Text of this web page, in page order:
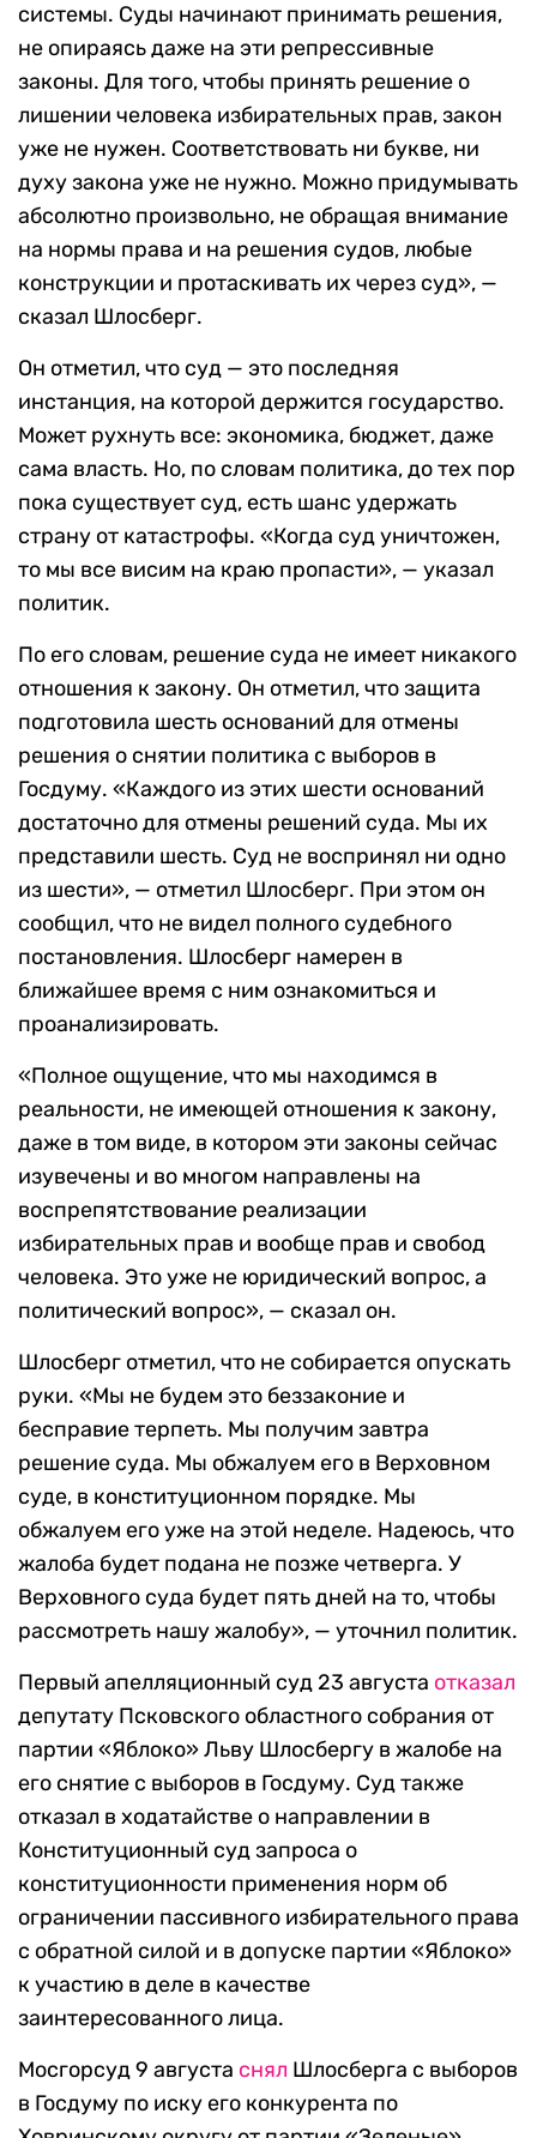
системы. Суды начинают принимать решения,
не опираясь даже на эти репрессивные
законы. Для того, чтобы принять решение о
лишении человека избирательных прав, закон
уже не нужен. Соответствовать ни букве, ни
духу закона уже не нужно. Можно придумывать
абсолютно произвольно, не обращая внимание
на нормы права и на решения судов, любые
конструкции и протаскивать их через суд», —
сказал Шлосберг.
Он отметил, что суд — это последняя
инстанция, на которой держится государство.
Может рухнуть все: экономика, бюджет, даже
сама власть. Но, по словам политика, до тех пор
пока существует суд, есть шанс удержать
страну от катастрофы. «Когда суд уничтожен,
то мы все висим на краю пропасти», — указал
политик.
По его словам, решение суда не имеет никакого
отношения к закону. Он отметил, что защита
подготовила шесть оснований для отмены
решения о снятии политика с выборов в
Госдуму. «Каждого из этих шести оснований
достаточно для отмены решений суда. Мы их
представили шесть. Суд не воспринял ни одно
из шести», — отметил Шлосберг. При этом он
сообщил, что не видел полного судебного
постановления. Шлосберг намерен в
ближайшее время с ним ознакомиться и
проанализировать.
«Полное ощущение, что мы находимся в
реальности, не имеющей отношения к закону,
даже в том виде, в котором эти законы сейчас
изувечены и во многом направлены на
воспрепятствование реализации
избирательных прав и вообще прав и свобод
человека. Это уже не юридический вопрос, а
политический вопрос», — сказал он.
Шлосберг отметил, что не собирается опускать
руки. «Мы не будем это беззаконие и
бесправие терпеть. Мы получим завтра
решение суда. Мы обжалуем его в Верховном
суде, в конституционном порядке. Мы
обжалуем его уже на этой неделе. Надеюсь, что
жалоба будет подана не позже четверга. У
Верховного суда будет пять дней на то, чтобы
рассмотреть нашу жалобу», — уточнил политик.
Первый апелляционный суд 23 августа отказал
депутату Псковского областного собрания от
партии «Яблоко» Льву Шлосбергу в жалобе на
его снятие с выборов в Госдуму. Суд также
отказал в ходатайстве о направлении в
Конституционный суд запроса о
конституционности применения норм об
ограничении пассивного избирательного права
с обратной силой и в допуске партии «Яблоко»
к участию в деле в качестве
заинтересованного лица.
Мосгорсуд 9 августа снял Шлосберга с выборов
в Госдуму по иску его конкурента по